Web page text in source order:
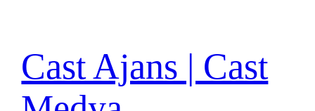
Cast Ajans | Cast